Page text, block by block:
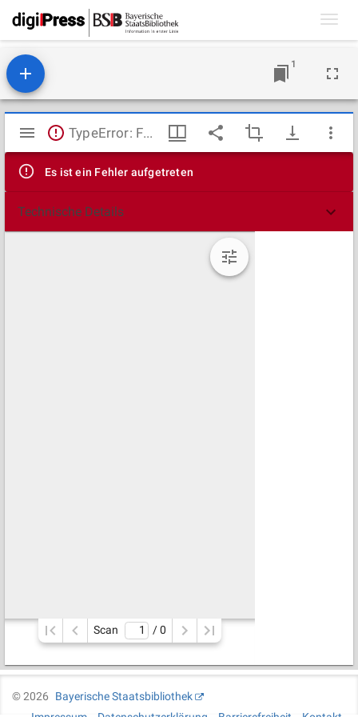
1
Mirador
Viewer
TypeError: Failed to fetch
Es ist ein Fehler aufgetreten
Technische Details
Scan / 0
©2026
Bayerische Staatsbibliothek